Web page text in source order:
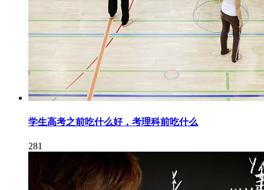
学生高考之前吃什么好，考理科前吃什么
281